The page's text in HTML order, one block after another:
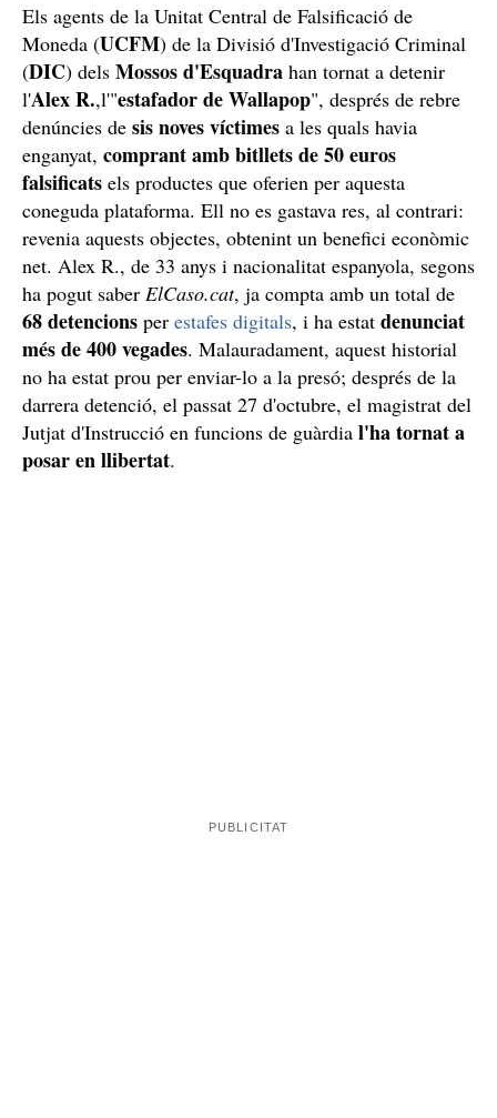
Els agents de la Unitat Central de Falsificació de
Moneda (UCFM) de la Divisió d'Investigació Criminal
(DIC) dels Mossos d'Esquadra han tornat a detenir
l'Alex R.,l'"estafador de Wallapop", després de rebre
denúncies de sis noves víctimes a les quals havia
enganyat, comprant amb bitllets de 50 euros
falsificats els productes que oferien per aquesta
coneguda plataforma. Ell no es gastava res, al contrari:
revenia aquests objectes, obtenint un benefici econòmic
net. Alex R., de 33 anys i nacionalitat espanyola, segons
ha pogut saber ElCaso.cat, ja compta amb un total de
68 detencions per estafes digitals, i ha estat denunciat
més de 400 vegades. Malauradament, aquest historial
no ha estat prou per enviar-lo a la presó; després de la
darrera detenció, el passat 27 d'octubre, el magistrat del
Jutjat d'Instrucció en funcions de guàrdia l'ha tornat a
posar en llibertat.